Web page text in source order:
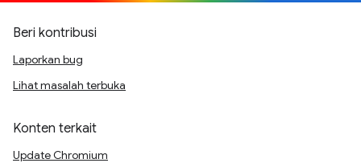
Beri kontribusi
Laporkan bug
Lihat masalah terbuka
Konten terkait
Update Chromium